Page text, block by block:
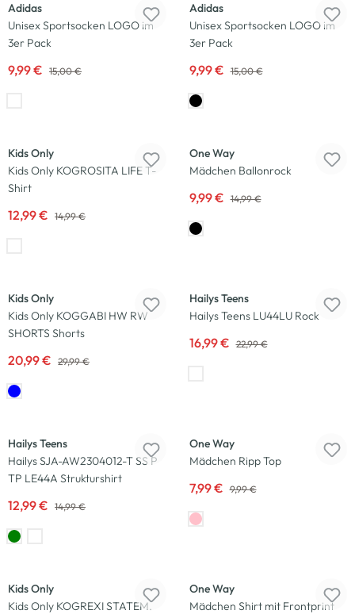
Adidas
Unisex Sportsocken LOGO im
3er Pack
9,99 € 15,00 €
Adidas
Unisex Sportsocken LOGO im
3er Pack
9,99 € 15,00 €
Kids Only
Kids Only KOGROSITA LIFE T-
Shirt
12,99 € 14,99 €
One Way
Mädchen Ballonrock
9,99 € 14,99 €
Kids Only
Kids Only KOGGABI HW RW
SHORTS Shorts
20,99 € 29,99 €
Hailys Teens
Hailys Teens LU44LU Rock
16,99 € 22,99 €
Hailys Teens
Hailys SJA-AW2304012-T SS P
TP LE44A Strukturshirt
12,99 € 14,99 €
One Way
Mädchen Ripp Top
7,99 € 9,99 €
Kids Only
Kids Only KOGREXI STATEM.
One Way
Mädchen Shirt mit Frontprint